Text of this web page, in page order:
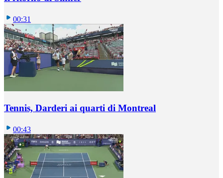
00:31
Tennis, Darderi ai quarti di Montreal
00:43